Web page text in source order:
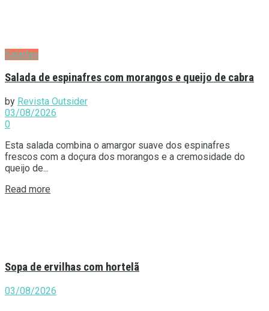
Saladas
Salada de espinafres com morangos e queijo de cabra
by Revista Outsider
03/08/2026
0
Esta salada combina o amargor suave dos espinafres
frescos com a doçura dos morangos e a cremosidade do
queijo de...
Read more
Sopa de ervilhas com hortelã
03/08/2026